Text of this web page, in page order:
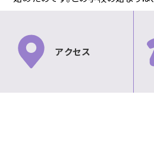
アクセス
ったからではなく、苦しむ人々へ
にもつながる創立の原点です。
イエスさまは、わたしたちにも、「